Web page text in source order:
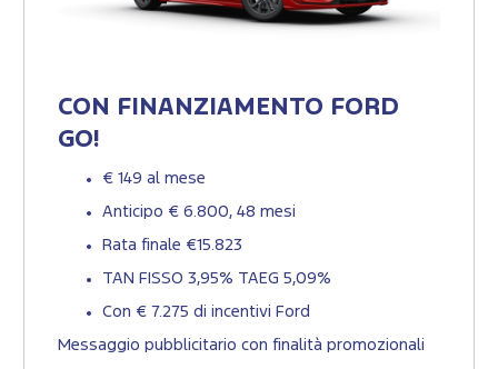
CON FINANZIAMENTO FORD
GO!
€ 149 al mese
Anticipo € 6.800, 48 mesi
Rata finale €15.823
TAN FISSO 3,95% TAEG 5,09%
Con € 7.275 di incentivi Ford
Messaggio pubblicitario con finalità promozionali